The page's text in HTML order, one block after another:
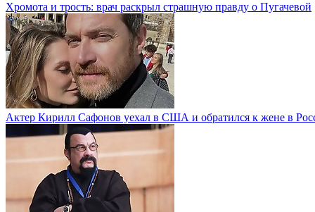
Хромота и трость: врач раскрыл страшную правду о Пугачевой
Актер Кирилл Сафонов уехал в США и обратился к жене в